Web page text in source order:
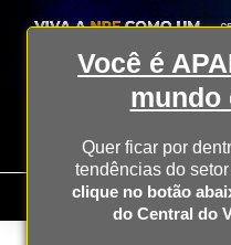
Você é
mundo
Quer ficar por
tendências do
clique no botão
do Central do